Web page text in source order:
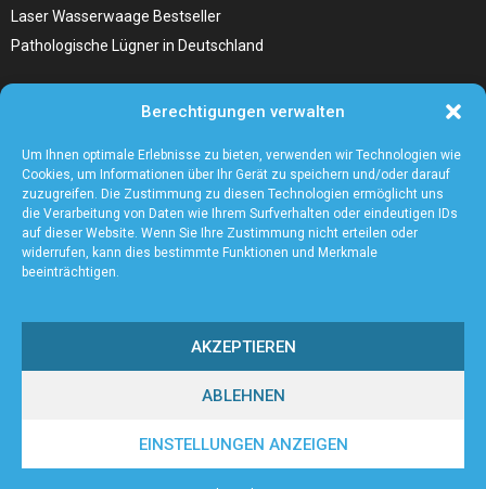
Berechtigungen verwalten
Um Ihnen optimale Erlebnisse zu bieten, verwenden wir Technologien wie
Cookies, um Informationen über Ihr Gerät zu speichern und/oder darauf
zuzugreifen. Die Zustimmung zu diesen Technologien ermöglicht uns
die Verarbeitung von Daten wie Ihrem Surfverhalten oder eindeutigen IDs
auf dieser Website. Wenn Sie Ihre Zustimmung nicht erteilen oder
widerrufen, kann dies bestimmte Funktionen und Merkmale
beeinträchtigen.
AKZEPTIEREN
ABLEHNEN
EINSTELLUNGEN ANZEIGEN
Laser Wasserwaage Bestseller
Pathologische Lügner in Deutschland
Die Kunst, Handbücher zu schreiben
Wieso ein Handstaubsauger unentbehrlich ist